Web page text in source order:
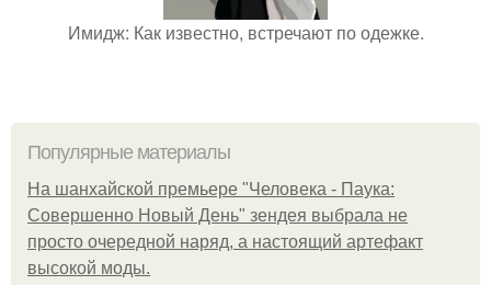
Имидж: Как известно, встречают по одежке.
Популярные материалы
На шанхайской премьере "Человека - Паука:
Совершенно Новый День" зендея выбрала не
просто очередной наряд, а настоящий артефакт
высокой моды.